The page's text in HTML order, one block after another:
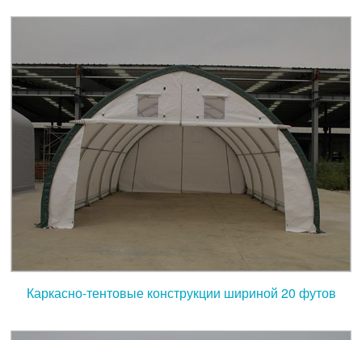
Каркасно-тентовые конструкции шириной 20 футов